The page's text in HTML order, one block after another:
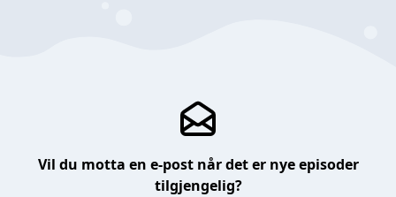
Vil du motta en e-post når det er nye episoder
tilgjengelig?